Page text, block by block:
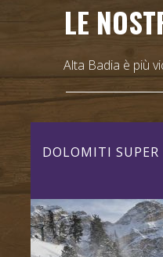
LE
Alta Badia è più
DOLOMITI